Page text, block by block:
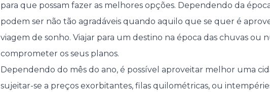
para que possam fazer as melhores opções. Dependendo da
podem ser não tão agradáveis quando aquilo que se quer é
viagem de sonho. Viajar para um destino na época das chuvas ou
comprometer os seus planos.
Dependendo do mês do ano, é possível aproveitar melhor uma
sujeitar-se a preços exorbitantes, filas quilométricas, ou